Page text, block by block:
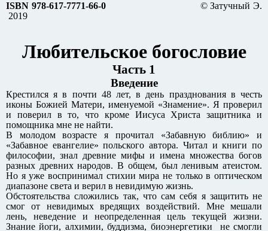
ISBN 978-617-7771-66-0 © Затучный Э.
2019
Любительское богословие
Часть 1
Введение
Крестился я в почти 48 лет, в день празднования в честь
иконы Божией Матери, именуемой «Знамение». Я проверил
и поверил в то, что кроме Иисуса Христа защитника и
помощника мне не найти.
В молодом возрасте я прочитал «Забавную библию» и
«Забавное евангелие» польского автора. Читал и книги по
философии, знал древние мифы и имена множества богов
разных древних народов. В общем, был ленивым атеистом.
Но я уже воспринимал стихии мира не только в оптическом
диапазоне света и верил в невидимую жизнь.
Обстоятельства сложились так, что сам себя я защитить не
смог от невидимых вредящих воздействий. Мне мешали
лень, неведение и неопределенная цель текущей жизни.
Знание йоги, алхимии, буддизма, биоэнергетики не смогли